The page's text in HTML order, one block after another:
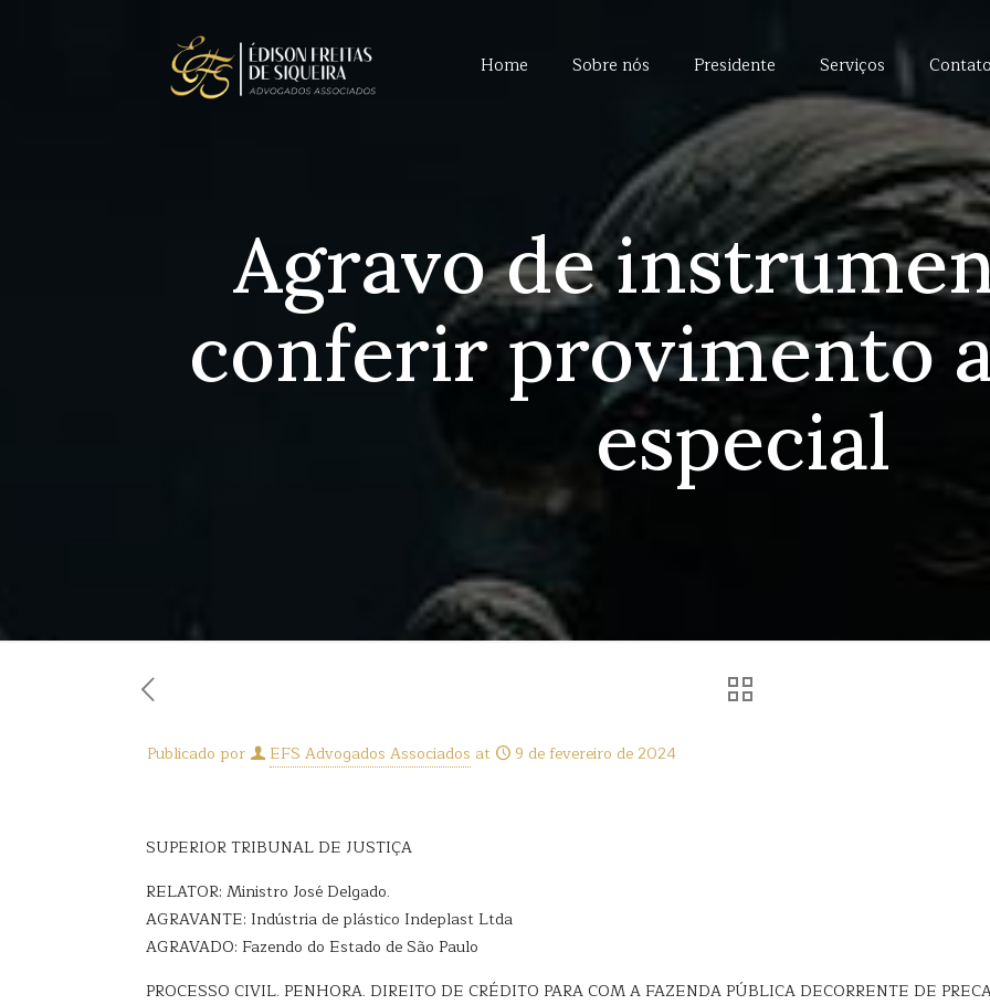
Home Sobre nós Presidente Serviços Contato
Agravo de
conferir provimento
especial
Publicado por EFS Advogados Associados at 9 de fevereiro de 2024
SUPERIOR TRIBUNAL DE JUSTIÇA
RELATOR: Ministro José Delgado.
AGRAVANTE: Indústria de plástico Indeplast Ltda
AGRAVADO: Fazendo do Estado de São Paulo
PROCESSO CIVIL. PENHORA. DIREITO DE CRÉDITO PARA COM A FAZENDA PÚBLICA DECORRENTE DE